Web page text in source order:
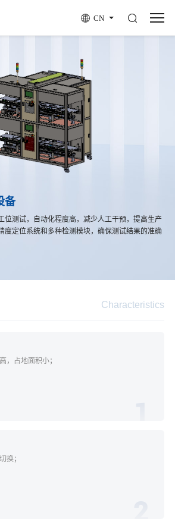
CN
备
位测试，自动化程度高，减少人工干预，提高生产
度定位系统和多种检测模块，确保测试结果的准确
Characteristics
，占地面积小；
1
换；
2